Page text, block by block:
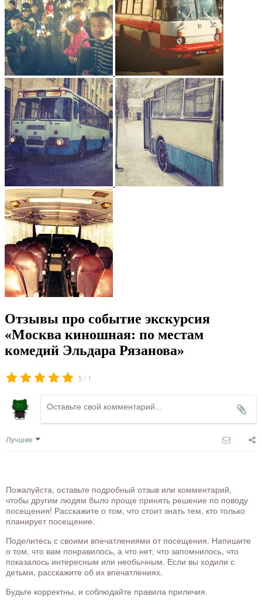
Отзывы про событие экскурсия
«Москва киношная: по местам
комедий Эльдара Рязанова»
5 / 1
Лучшие
Пожалуйста, оставьте подробный отзыв или комментарий,
чтобы другим людям было проще принять решение по поводу
посещения! Расскажите о том, что стоит знать тем, кто только
планирует посещение.
Поделитесь с своими впечатлениями от посещения. Напишите
о том, что вам понравилось, а что нет, что запомнилось, что
показалось интересным или необычным. Если вы ходили с
детьми, расскажите об их впечатлениях.
Будьте корректны, и соблюдайте правила приличия.